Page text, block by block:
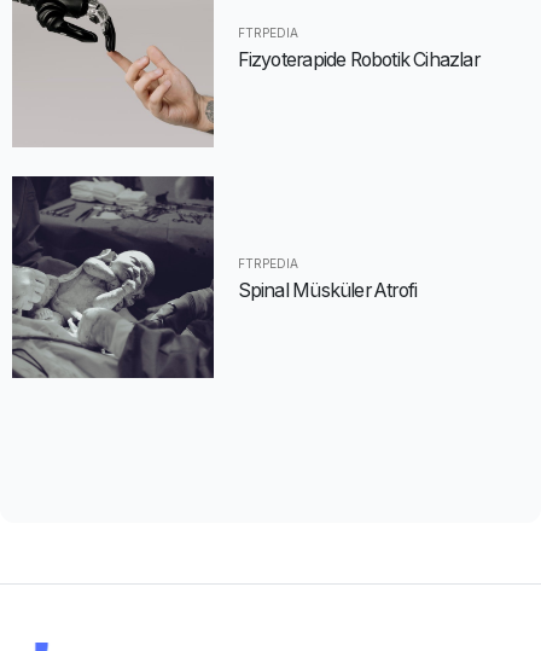
FTRPEDIA
Fizyoterapide Robotik Cihazlar
FTRPEDIA
Spinal Müsküler Atrofi